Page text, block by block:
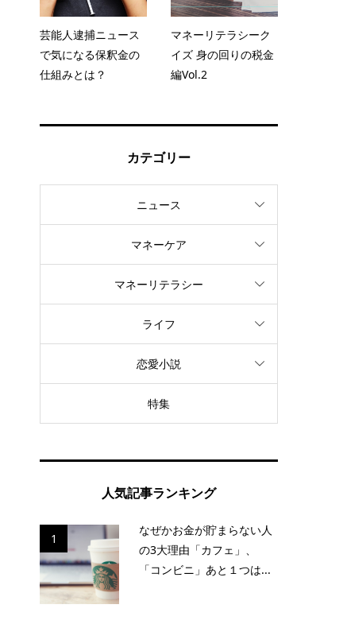
芸能人逮捕ニュース
で気になる保釈金の
仕組みとは？
マネーリテラシーク
イズ 身の回りの税金
編Vol.2
カテゴリー
ニュース
マネーケア
マネーリテラシー
ライフ
恋愛小説
特集
人気記事ランキング
1
なぜかお金が貯まらない人
の3大理由「カフェ」、
「コンビニ」あと１つは...